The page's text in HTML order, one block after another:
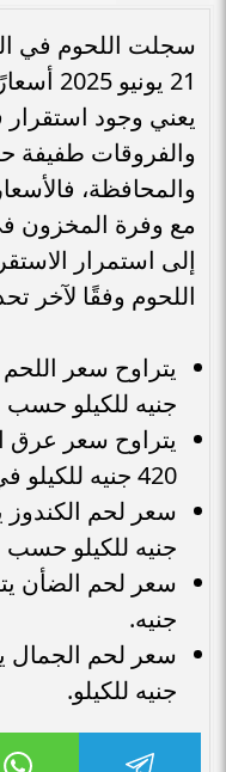
سجلت اللحوم في
21
يعني وجود
والفروقات طفيفة
والمحافظة،
مع وفرة المخزون
إلى استمرار
اللحوم وفقًا لآخر
جنيه للكيلو حسب
420 جنيه للكيلو في الأسواق.
جنيه للكيلو حسب
جنيه.
جنيه للكيلو.